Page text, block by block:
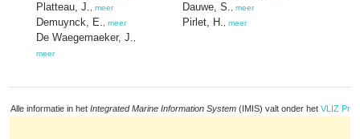
Platteau, J. meer
Demuynck, E. meer
De Waegemaeker, J.
meer
Dauwe, S. meer
Pirlet, H. meer
Alle informatie in het Integrated Marine Information System (IMIS) valt onder het VLIZ